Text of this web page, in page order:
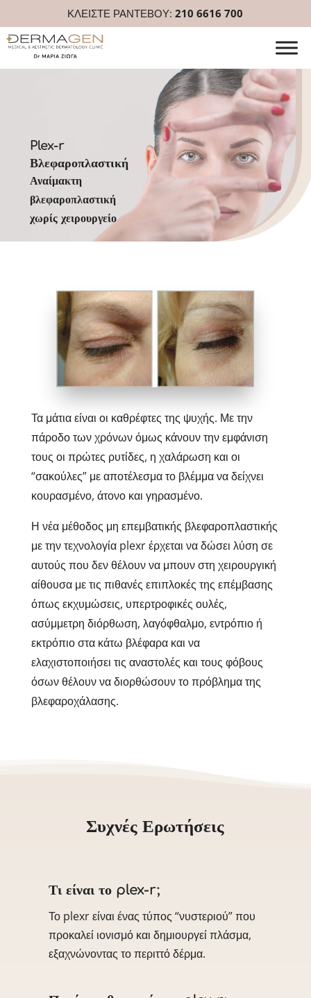
ΚΛΕΙΣΤΕ ΡΑΝΤΕΒΟΥ:210 6616 700
Plex-r
Βλεφαροπλαστική
Αναίμακτη
βλεφαροπλαστική
χωρίς χειρουργείο
Τα μάτια είναι οι καθρέφτες της ψυχής. Με την
πάροδο των χρόνων όμως κάνουν την εμφάνιση
τους οι πρώτες ρυτίδες, η χαλάρωση και οι
“σακούλες” με αποτέλεσμα το βλέμμα να δείχνει
κουρασμένο, άτονο και γηρασμένο.
Η νέα μέθοδος μη επεμβατικής βλεφαροπλαστικής
με την τεχνολογία plexr έρχεται να δώσει λύση σε
αυτούς που δεν θέλουν να μπουν στη χειρουργική
αίθουσα με τις πιθανές επιπλοκές της επέμβασης
όπως εκχυμώσεις, υπερτροφικές ουλές,
ασύμμετρη διόρθωση, λαγόφθαλμο, εντρόπιο ή
εκτρόπιο στα κάτω βλέφαρα και να
ελαχιστοποιήσει τις αναστολές και τους φόβους
όσων θέλουν να διορθώσουν το πρόβλημα της
βλεφαροχάλασης.
Συχνές Ερωτήσεις
Τι είναι το plex-r;
Το plexr είναι ένας τύπος “νυστεριού” που
προκαλεί ιονισμό και δημιουργεί πλάσμα,
εξαχνώνοντας το περιττό δέρμα.